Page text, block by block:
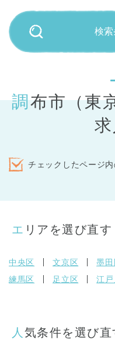
検索
調布市（東京都）の無資格の
チェックしたページ
エリアを選び直す
中央区 文京区 墨田
練馬区
足立区 江戸
人気条件を選び直